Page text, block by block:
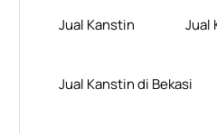
Jual Kanstin Jual
Jual Kanstin di Bekasi